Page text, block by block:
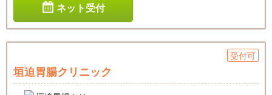
ネット受付
受付可
垣迫胃腸クリニック